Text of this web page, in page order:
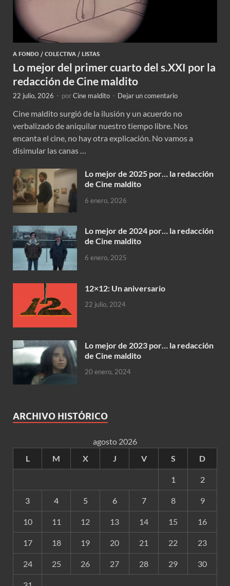
A FONDO / COLECTIVA / LISTAS
Lo mejor del primer cuarto del s.XXI por la
redacción de Cine maldito
22 julio, 2026 - porCine maldito - Dejar un comentario
Cine maldito surgió de la ilusión y un acuerdo no
verbalizado de aniquilar nuestro tiempo libre. Nos
encanta el cine, no hay otra explicación. No vamos a
disimular las canas …
Lo mejor de 2025 por… la redacción
de Cine maldito
6 enero, 2026
Lo mejor de 2024 por… la redacción
de Cine maldito
6 enero, 2025
12×12: Un aniversario
22 julio, 2024
Lo mejor de 2023 por… la redacción
de Cine maldito
20 enero, 2024
ARCHIVO HISTÓRICO
agosto 2026
L
M X J V S D
1 2
3 4 5 6 7 8 9
10 11 12 13 14 15 16
17 18 19 20 21 22 23
24 25 26 27 28 29 30